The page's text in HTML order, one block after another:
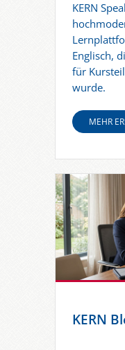
KERN
Englisch,
für
wurde.
MEHR
KERN